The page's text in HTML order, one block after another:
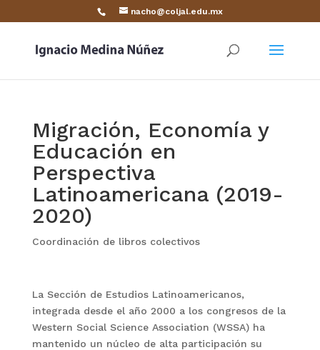
nacho@coljal.edu.mx
Migración, Economía y
Educación en
Perspectiva
Latinoamericana (2019-
2020)
Coordinación de libros colectivos
La Sección de Estudios Latinoamericanos,
integrada desde el año 2000 a los congresos de la
Western Social Science Association (WSSA) ha
mantenido un núcleo de alta participación su